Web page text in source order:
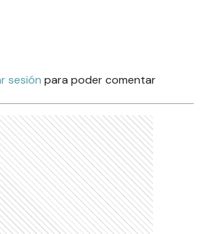
sesión para poder comentar